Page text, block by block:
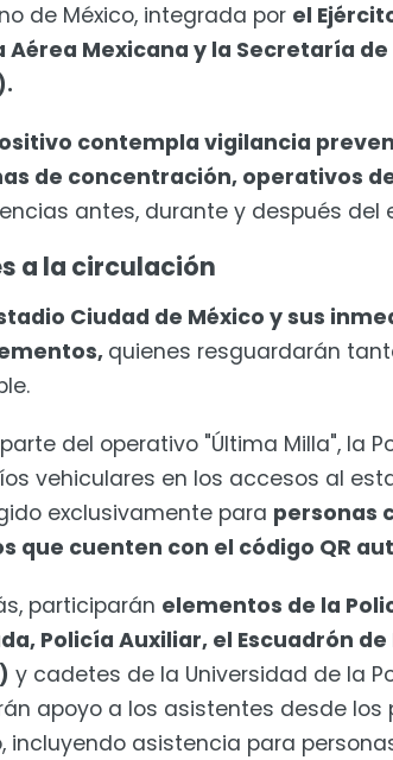
de México, integrada por el
Aérea Mexicana y la Secretaría
contempla vigilancia
de concentración, operativos
antes, durante y después del
a la circulación
Ciudad de México y sus
quienes resguardarán
del operativo "Última Milla", la
vehiculares en los accesos al
exclusivamente para personas
que cuenten con el código QR
participarán elementos de la
Policía Auxiliar, el Escuadrón
y cadetes de la Universidad de la
apoyo a los asistentes desde
incluyendo asistencia para